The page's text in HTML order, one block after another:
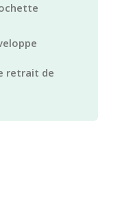
retrait de